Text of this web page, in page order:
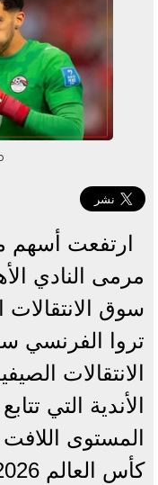
ارتفعت
مرمى النادي
سوق الانتقالات
تروا الفرنسي
الانتقالات
الأندية التي
المستوى
كأس العالم 2026.